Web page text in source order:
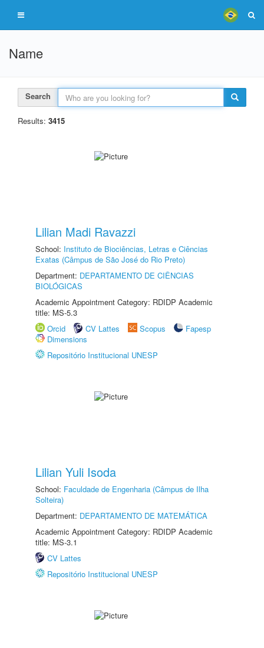
Name
Search
Results: 3415
Lilian Madi Ravazzi
School: Instituto de Biociências, Letras e Ciências
Exatas (Câmpus de São José do Rio Preto)
Department: DEPARTAMENTO DE CIÊNCIAS
BIOLÓGICAS
Academic Appointment Category: RDIDP Academic
title: MS-5.3
Orcid
CV Lattes Scopus
Fapesp
Dimensions
Repositório Institucional UNESP
Lilian Yuli Isoda
School: Faculdade de Engenharia (Câmpus de Ilha
Solteira)
Department: DEPARTAMENTO DE MATEMÁTICA
Academic Appointment Category: RDIDP Academic
title: MS-3.1
CV Lattes
Repositório Institucional UNESP